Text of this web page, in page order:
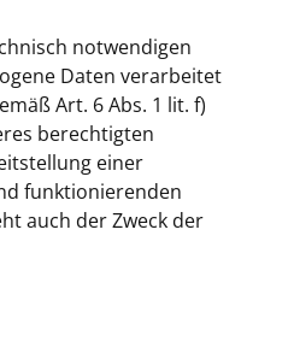
notwendigen
Daten verarbeitet
Art. 6 Abs. 1 lit. f)
berechtigten
einer
funktionierenden
auch der Zweck der